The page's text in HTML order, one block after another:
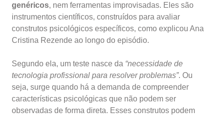
genéricos, nem ferramentas improvisadas. Eles são
instrumentos científicos, construídos para avaliar
construtos psicológicos específicos, como explicou Ana
Cristina Rezende ao longo do episódio.
Segundo ela, um teste nasce da “necessidade de
tecnologia profissional para resolver problemas”. Ou
seja, surge quando há a demanda de compreender
características psicológicas que não podem ser
observadas de forma direta. Esses construtos podem